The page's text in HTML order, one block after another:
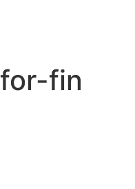
fin